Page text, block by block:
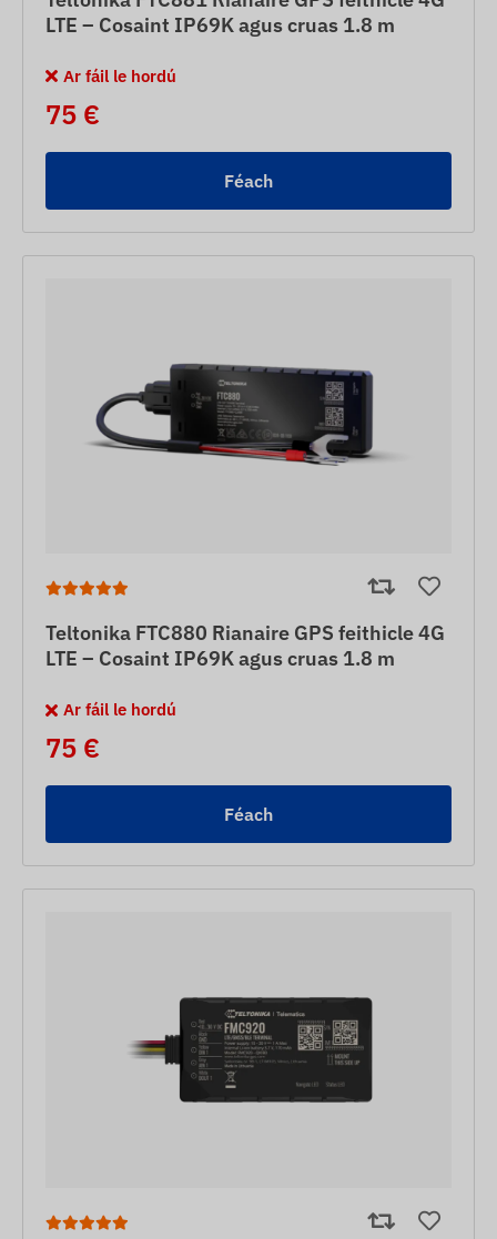
LTE – Cosaint IP69K agus cruas 1.8 m
Ar fáil le hordú
75 €
Féach
Teltonika FTC880 Rianaire GPS feithicle 4G
LTE – Cosaint IP69K agus cruas 1.8 m
Ar fáil le hordú
75 €
Féach